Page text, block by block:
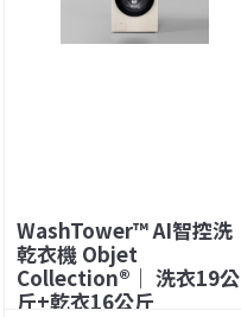
WashTower™ AI智控洗
乾衣機 Objet
Collection®｜ 洗衣19公
斤+乾衣16公斤